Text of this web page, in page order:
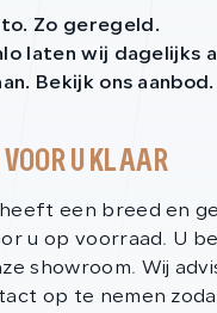
Zo geregeld.
laten wij dagelijks
Bekijk ons aanbod.
U KLAAR
heeft een breed en
u op voorraad. U
showroom. Wij
op te nemen